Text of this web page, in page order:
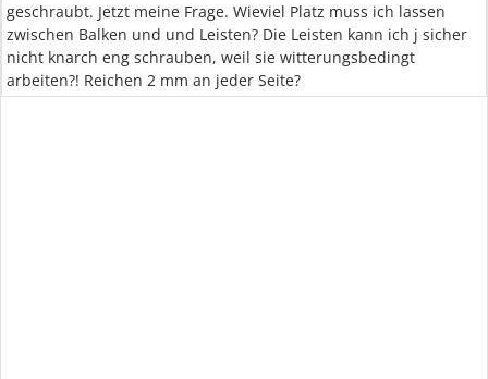
geschraubt. Jetzt meine Frage. Wieviel Platz muss ich lassen
zwischen Balken und und Leisten? Die Leisten kann ich j sicher
nicht knarch eng schrauben, weil sie witterungsbedingt
arbeiten?! Reichen 2 mm an jeder Seite?